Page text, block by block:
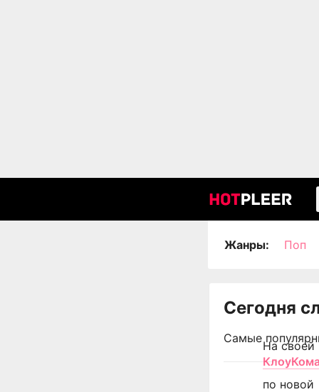
Жанры: Поп
Сегодня
Самые
На своей
по новой